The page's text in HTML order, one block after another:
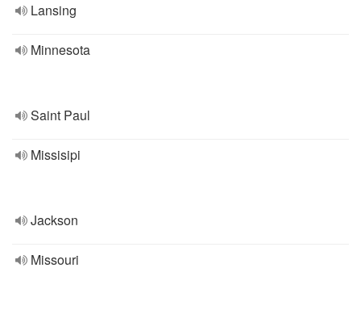
Lansing
Minnesota
Saint Paul
Missisipi
Jackson
Missouri